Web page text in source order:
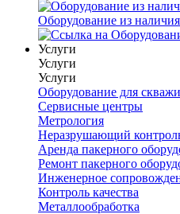
Оборудование из
Услуги
Услуги
Услуги
Оборудование для
Сервисные центры
Метрология
Неразрушающий
Аренда пакерного
Ремонт пакерного
Инженерное
Контроль качества
Металлообработка